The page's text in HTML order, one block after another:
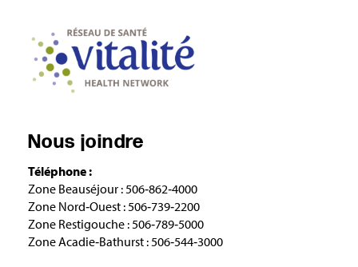
Nous joindre
Téléphone :
Zone Beauséjour : 506‑862‑4000
Zone Nord‑Ouest : 506‑739‑2200
Zone Restigouche : 506‑789‑5000
Zone Acadie‑Bathurst : 506‑544‑3000